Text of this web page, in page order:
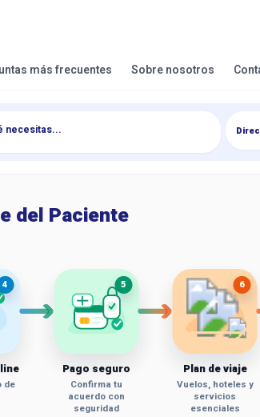
más frecuentes Sobre nosotros
del Paciente
4
de
5
Pago seguro
Confirma tu
acuerdo con
seguridad
6
Plan de viaje
Vuelos, hoteles y
servicios
esenciales